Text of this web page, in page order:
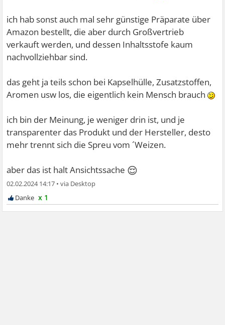
ich hab sonst auch mal sehr günstige Präparate über
Amazon bestellt, die aber durch Großvertrieb
verkauft werden, und dessen Inhaltsstofe kaum
nachvollziehbar sind.
das geht ja teils schon bei Kapselhülle, Zusatzstoffen,
Aromen usw los, die eigentlich kein Mensch brauch
ich bin der Meinung, je weniger drin ist, und je
transparenter das Produkt und der Hersteller, desto
mehr trennt sich die Spreu vom ´Weizen.
aber das ist halt Ansichtssache 😌
02.02.2024 14:17 •
x 1